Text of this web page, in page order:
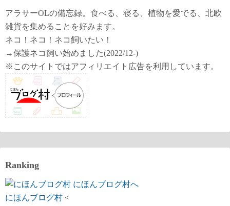
アラサーOLの備忘録。食べる、寝る、植物を愛でる、北欧
雑貨を集めることを好みます。
ネコ！ネコ！ネコ飼いたい！
→保護ネコ飼い始めました(2022/12-)
※このサイトではアフィリエイト広告を利用しています。
Ranking
にほんブログ村 <